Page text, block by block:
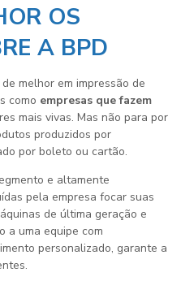
OS
A BPD
melhor em impressão de
como empresas que fazem
mais vivas. Mas não para por
produzidos por
por boleto ou cartão.
e altamente
pela empresa focar suas
de última geração e
a uma equipe com
personalizado, garante a